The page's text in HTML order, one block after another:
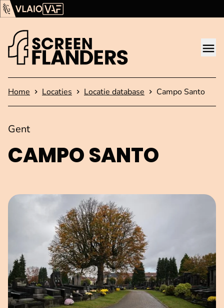
Ga verder naar de inhoud
Vlaams Audiovisueel Fonds (VAF)
Startpagina
Home Locaties Locatie database Campo Santo
CAMPO SANTO
Gent
Open afbeelding in popup